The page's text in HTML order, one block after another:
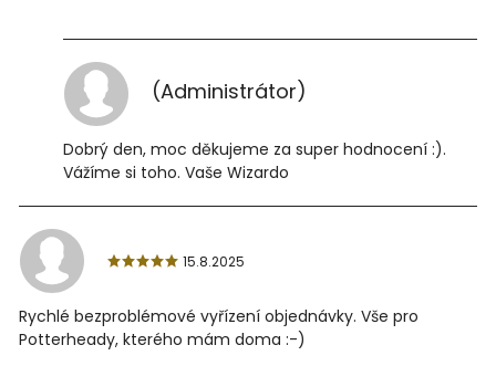
(Administrátor)
Dobrý den, moc děkujeme za super hodnocení :).
Vážíme si toho. Vaše Wizardo
15.8.2025
Rychlé bezproblémové vyřízení objednávky. Vše pro
Potterheady, kterého mám doma :-)